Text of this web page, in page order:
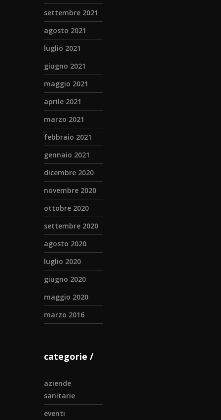
settembre 2021
agosto 2021
luglio 2021
giugno 2021
maggio 2021
aprile 2021
marzo 2021
febbraio 2021
gennaio 2021
dicembre 2020
novembre 2020
ottobre 2020
settembre 2020
agosto 2020
luglio 2020
giugno 2020
maggio 2020
marzo 2016
categorie
aziende
sanitarie
eventi